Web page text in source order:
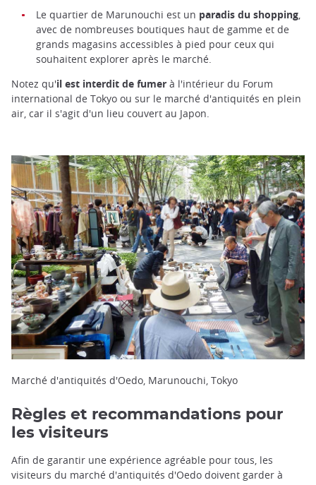
Le quartier de Marunouchi est un paradis du shopping,
avec de nombreuses boutiques haut de gamme et de
grands magasins accessibles à pied pour ceux qui
souhaitent explorer après le marché.
Notez qu'il est interdit de fumer à l'intérieur du Forum
international de Tokyo ou sur le marché d'antiquités en plein
air, car il s'agit d'un lieu couvert au Japon.
Marché d'antiquités d'Oedo, Marunouchi, Tokyo
Règles et recommandations pour
les visiteurs
Afin de garantir une expérience agréable pour tous, les
visiteurs du marché d'antiquités d'Oedo doivent garder à